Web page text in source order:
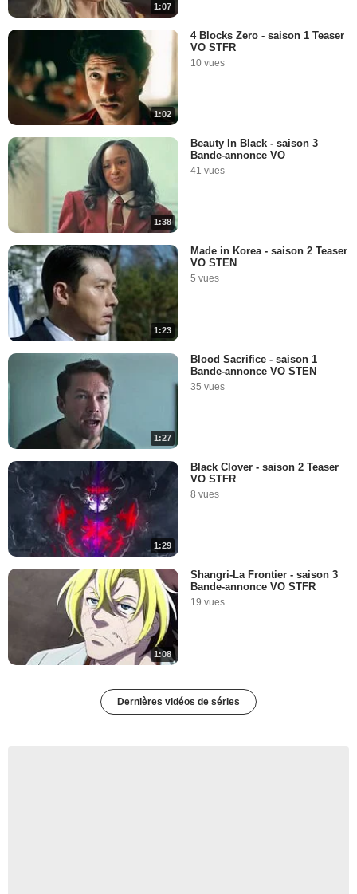
1:07
1:02
4 Blocks Zero - saison 1 Teaser
VO STFR
10 vues
1:38
Beauty In Black - saison 3
Bande-annonce VO
41 vues
1:23
Made in Korea - saison 2 Teaser
VO STEN
5 vues
1:27
Blood Sacrifice - saison 1
Bande-annonce VO STEN
35 vues
1:29
Black Clover - saison 2 Teaser
VO STFR
8 vues
1:08
Shangri-La Frontier - saison 3
Bande-annonce VO STFR
19 vues
Dernières vidéos de séries